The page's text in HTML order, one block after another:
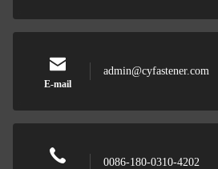
E-mail
admin@cyfastener.com
0086-180-0310-4202